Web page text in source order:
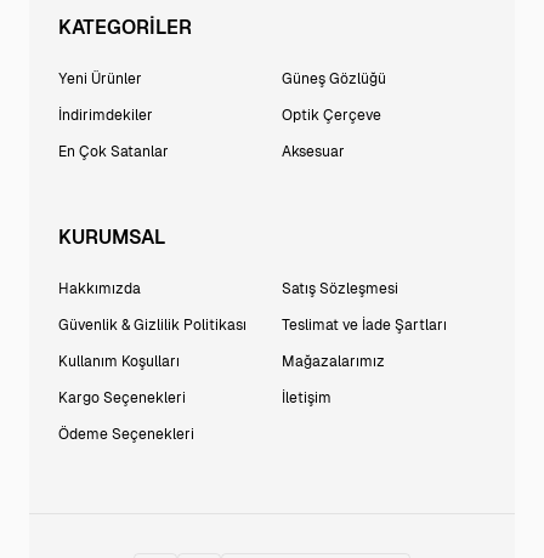
KATEGORİLER
Yeni Ürünler
İndirimdekiler
En Çok Satanlar
Güneş Gözlüğü
Optik Çerçeve
Aksesuar
KURUMSAL
Hakkımızda
Güvenlik & Gizlilik Politikası
Kullanım Koşulları
Kargo Seçenekleri
Ödeme Seçenekleri
Satış Sözleşmesi
Teslimat ve İade Şartları
Mağazalarımız
İletişim